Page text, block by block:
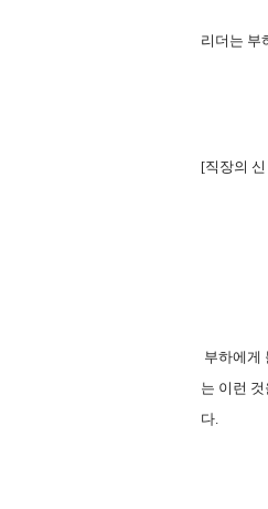
리더는 부
[직장의
부하에게
는 이런
다.